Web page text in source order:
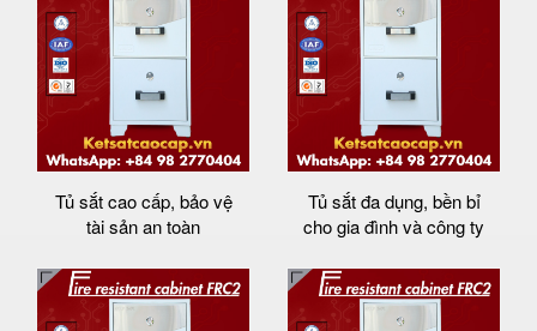
Tủ sắt cao cấp, bảo vệ
tài sản an toàn
Tủ sắt đa dụng, bền bỉ
cho gia đình và công ty